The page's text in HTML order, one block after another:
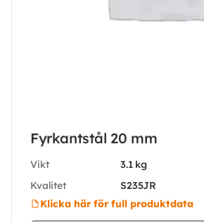
Fyrkantstål 20 mm
Vikt
3.1 kg
Kvalitet
S235JR
Klicka här för full produktdata